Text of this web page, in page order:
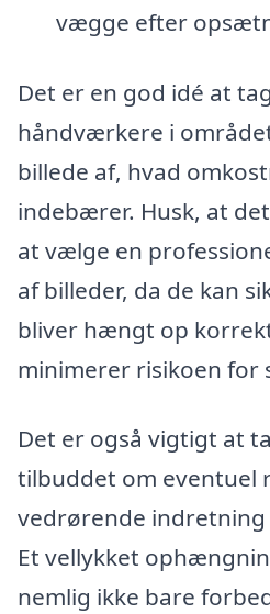
vægge efter
Det er en god idé at
håndværkere i
billede af, hvad
indebærer. Husk, at
at vælge en
af billeder, da de kan
bliver hængt op
minimerer risikoen for
Det er også vigtigt at
tilbuddet om eventuel
vedrørende indretning
Et vellykket
nemlig ikke bare